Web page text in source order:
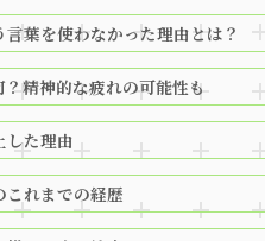
言葉を使わなかった理由とは？
精神的な疲れの可能性も
した理由
これまでの経歴